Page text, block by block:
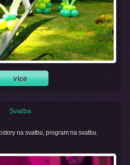
Svatba
na svatbu, program na svatbu.